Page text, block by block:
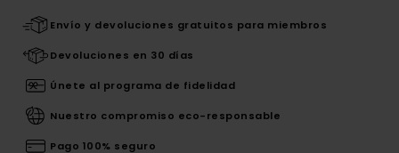
Envío y devoluciones gratuitos para miembros
Devoluciones en 30 días
Únete al programa de fidelidad
Nuestro compromiso eco-responsable
Pago 100% seguro